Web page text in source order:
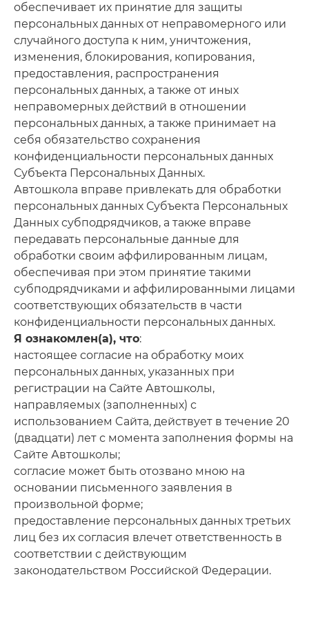
обеспечивает их принятие для защиты
персональных данных от неправомерного или
случайного доступа к ним, уничтожения,
изменения, блокирования, копирования,
предоставления, распространения
персональных данных, а также от иных
неправомерных действий в отношении
персональных данных, а также принимает на
себя обязательство сохранения
конфиденциальности персональных данных
Субъекта Персональных Данных.
Автошкола вправе привлекать для обработки
персональных данных Субъекта Персональных
Данных субподрядчиков, а также вправе
передавать персональные данные для
обработки своим аффилированным лицам,
обеспечивая при этом принятие такими
субподрядчиками и аффилированными лицами
соответствующих обязательств в части
конфиденциальности персональных данных.
Я ознакомлен(а), что:
настоящее согласие на обработку моих
персональных данных, указанных при
регистрации на Сайте Автошколы,
направляемых (заполненных) с
использованием Cайта, действует в течение 20
(двадцати) лет с момента заполнения формы на
Cайте Автошколы;
согласие может быть отозвано мною на
основании письменного заявления в
произвольной форме;
предоставление персональных данных третьих
лиц без их согласия влечет ответственность в
соответствии с действующим
законодательством Российской Федерации.